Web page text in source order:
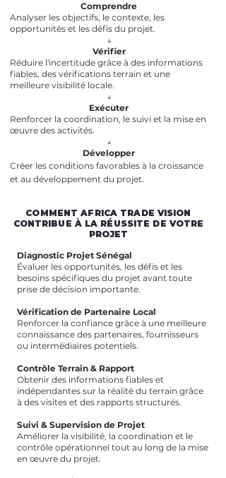
Comprendre
Analyser les objectifs, le contexte, les
opportunités et les défis du projet.
↓
Vérifier
Réduire l'incertitude grâce à des informations
fiables, des vérifications terrain et une
meilleure visibilité locale.
↓
Exécuter
Renforcer la coordination, le suivi et la mise en
œuvre des activités.
↓
Développer
Créer les conditions favorables à la croissance
et au développement du projet.
COMMENT AFRICA TRADE VISION
CONTRIBUE À LA RÉUSSITE DE VOTRE
PROJET
Diagnostic Projet Sénégal
Évaluer les opportunités, les défis et les
besoins spécifiques du projet avant toute
prise de décision importante.
Vérification de Partenaire Local
Renforcer la confiance grâce à une meilleure
connaissance des partenaires, fournisseurs
ou intermédiaires potentiels.
Contrôle Terrain & Rapport
Obtenir des informations fiables et
indépendantes sur la réalité du terrain grâce
à des visites et des rapports structurés.
Suivi & Supervision de Projet
Améliorer la visibilité, la coordination et le
contrôle opérationnel tout au long de la mise
en œuvre du projet.